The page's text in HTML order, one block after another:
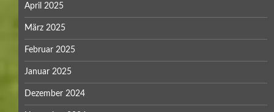
April 2025
März 2025
Februar 2025
Januar 2025
Dezember 2024